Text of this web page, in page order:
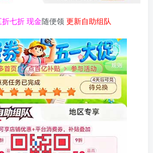
折七折 现金随便领 更新自助组队